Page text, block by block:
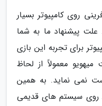
روی کامپیوتر بسیار
پیشنهاد ما به شما
برای تجربه این بازی
میهویو معمولاً از لحاظ
نمی نماید. به همین
روی سیستم های قدیمی